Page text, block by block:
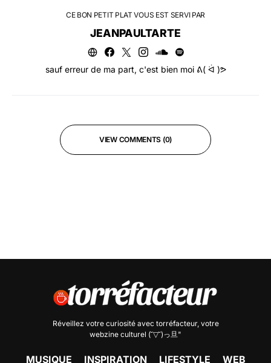
CE BON PETIT PLAT VOUS EST SERVI PAR
JEANPAULTARTE
sauf erreur de ma part, c'est bien moi ᕕ( ᐛ )ᕗ
VIEW COMMENTS (0)
Réveillez votre curiosité avec torréfacteur, votre
webzine culturel (˘▽˘)っ旦"
MUSIQUE INSPIRATION LIFESTYLE WEB